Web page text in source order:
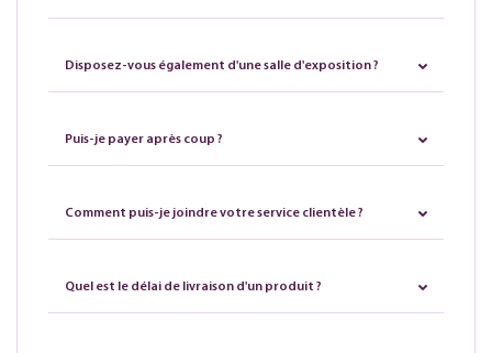
Disposez-vous également d'une salle d'exposition ?
Puis-je payer après coup ?
Comment puis-je joindre votre service clientèle ?
Quel est le délai de livraison d'un produit ?